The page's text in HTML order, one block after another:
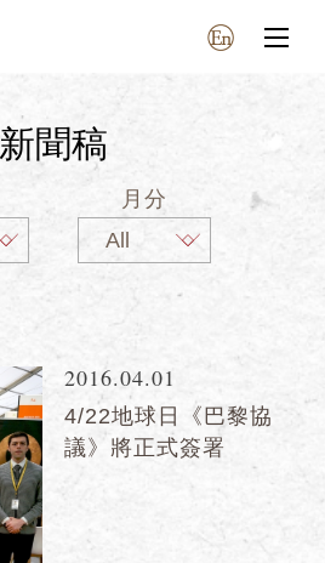
新聞稿
月分
2016.04.01
4/22地球日《巴黎協
議》將正式簽署